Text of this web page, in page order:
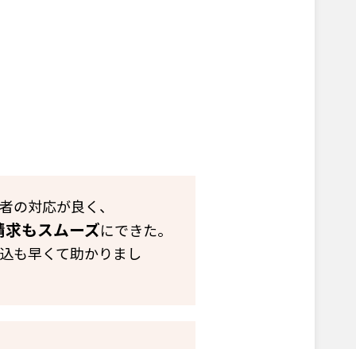
の対応が良く、
もスムーズにできた。
も早くて助かりまし